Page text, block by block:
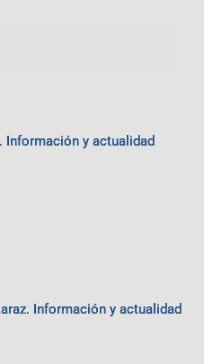
y actualidad
Información y actualidad